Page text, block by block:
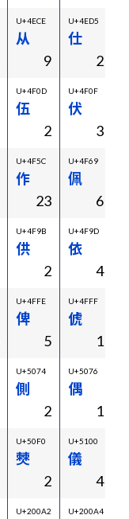
U+4ECE
从
9
U+4ED5
仕
2
U+4F0D
伍
2
U+4F0F
伏
3
U+4F5C
作
23
U+4F69
佩
6
U+4F9B
供
2
U+4F9D
依
4
U+4FFE
俾
5
U+4FFF
俿
1
U+5074
側
2
U+5076
偶
1
U+50F0
僰
2
U+5100
儀
4
U+200A2 U+200A4